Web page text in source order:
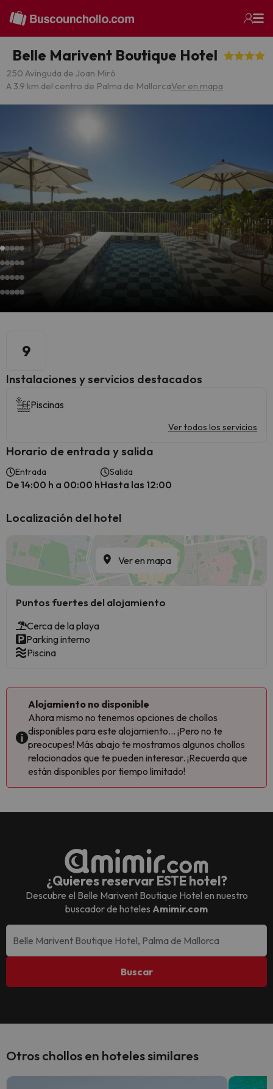
Belle Marivent Boutique Hotel
250 Avinguda de Joan Miró
A 3.9 km del centro de Palma de MallorcaVer en mapa
9
Instalaciones y servicios destacados
Piscinas
Ver todos los servicios
Horario de entrada y salida
Entrada
De 14:00 h a 00:00 h
Salida
Hasta las 12:00
Localización del hotel
Ver en mapa
Puntos fuertes del alojamiento
Cerca de la playa
Parking interno
Piscina
Alojamiento no disponible
Ahora mismo no tenemos opciones de chollos
disponibles para este alojamiento... ¡Pero no te
preocupes! Más abajo te mostramos algunos chollos
relacionados que te pueden interesar. ¡Recuerda que
están disponibles por tiempo limitado!
¿Quieres reservar ESTE hotel?
Descubre el Belle Marivent Boutique Hotel en nuestro
buscador de hoteles Amimir.com
Buscar
Otros chollos en hoteles similares